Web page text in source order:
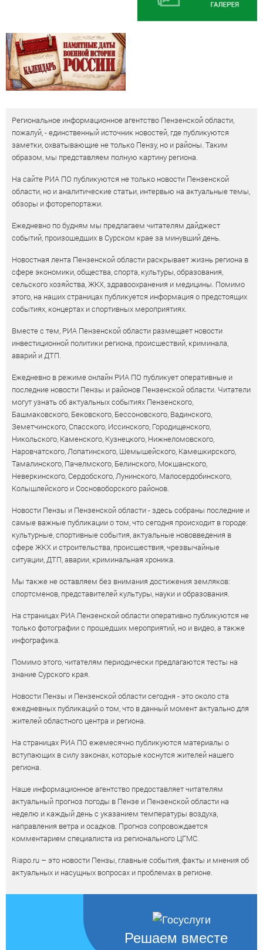
Региональное информационное агентство Пензенской области,
пожалуй, - единственный источник новостей, где публикуются
заметки, охватывающие не только Пензу, но и районы. Таким
образом, мы представляем полную картину региона.
На сайте РИА ПО публикуются не только новости Пензенской
области, но и аналитические статьи, интервью на актуальные темы,
обзоры и фоторепортажи.
Ежедневно по будням мы предлагаем читателям дайджест
событий, произошедших в Сурском крае за минувший день.
Новостная лента Пензенской области раскрывает жизнь региона в
сфере экономики, общества, спорта, культуры, образования,
сельского хозяйства, ЖКХ, здравоохранения и медицины. Помимо
этого, на наших страницах публикуется информация о предстоящих
событиях, концертах и спортивных мероприятиях.
Вместе с тем, РИА Пензенской области размещает новости
инвестиционной политики региона, происшествий, криминала,
аварий и ДТП.
Ежедневно в режиме онлайн РИА ПО публикует оперативные и
последние новости Пензы и районов Пензенской области. Читатели
могут узнать об актуальных событиях Пензенского,
Башмаковского, Бековского, Бессоновского, Вадинского,
Земетчинского, Спасского, Иссинского, Городищенского,
Никольского, Каменского, Кузнецкого, Нижнеломовского,
Наровчатского, Лопатинского, Шемышейского, Камешкирского,
Тамалинского, Пачелмского, Белинского, Мокшанского,
Неверкинского, Сердобского, Лунинского, Малосердобинского,
Колышлейского и Сосновоборского районов.
Новости Пензы и Пензенской области - здесь собраны последние и
самые важные публикации о том, что сегодня происходит в городе:
культурные, спортивные события, актуальные нововведения в
сфере ЖКХ и строительства, происшествия, чрезвычайные
ситуации, ДТП, аварии, криминальная хроника.
Мы также не оставляем без внимания достижения земляков:
спортсменов, представителей культуры, науки и образования.
На страницах РИА Пензенской области оперативно публикуются не
только фотографии с прошедших мероприятий, но и видео, а также
инфографика.
Помимо этого, читателям периодически предлагаются тесты на
знание Сурского края.
Новости Пензы и Пензенской области сегодня - это около ста
ежедневных публикаций о том, что в данный момент актуально для
жителей областного центра и региона.
На страницах РИА ПО ежемесячно публикуются материалы о
вступающих в силу законах, которые коснутся жителей нашего
региона.
Наше информационное агентство предоставляет читателям
актуальный прогноз погоды в Пензе и Пензенской области на
неделю и каждый день с указанием температуры воздуха,
направления ветра и осадков. Прогноз сопровождается
комментарием специалиста из регионального ЦГМС.
Riapo.ru – это новости Пензы, главные события, факты и мнения об
актуальных и насущных вопросах и проблемах в регионе.
Решаем вместе